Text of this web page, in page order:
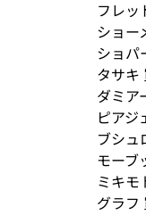
フレッ
ショー
ショパ
タサキ
ダミア
ピアジ
ブシュ
モーブ
ミキモ
グラフ